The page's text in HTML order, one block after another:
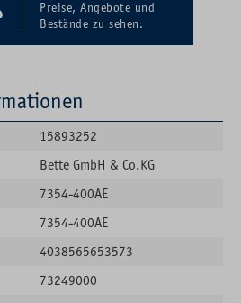
Preise, Angebote und
Bestände zu sehen.
15893252
Bette GmbH & Co.KG
7354-400AE
7354-400AE
4038565653573
73249000